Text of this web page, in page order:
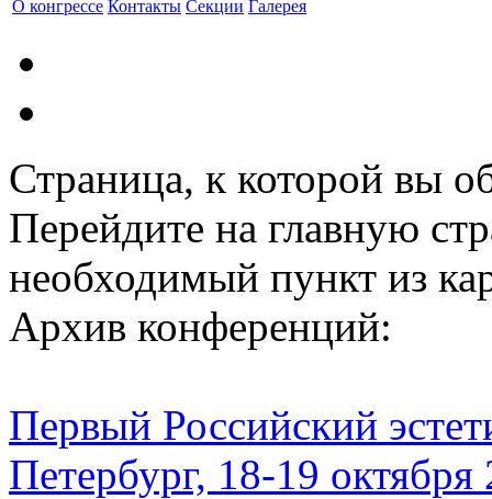
О конгрессе Контакты Секции Галерея
Страница, к которой вы
Перейдите на главную
необходимый пункт из
Архив конференций:
Первый Российский
Петербург, 18-19 октября